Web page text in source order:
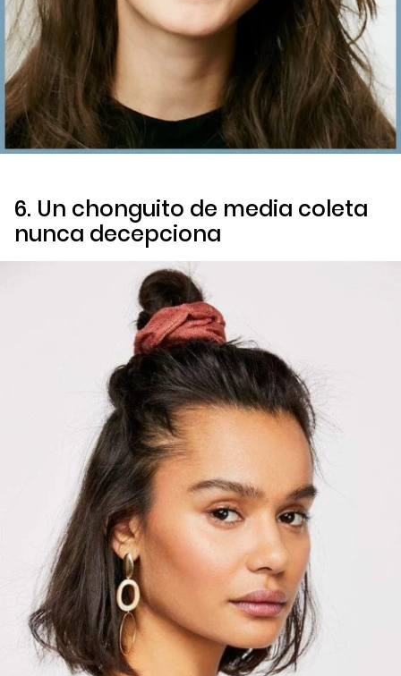
6. Un chonguito de media coleta
nunca decepciona